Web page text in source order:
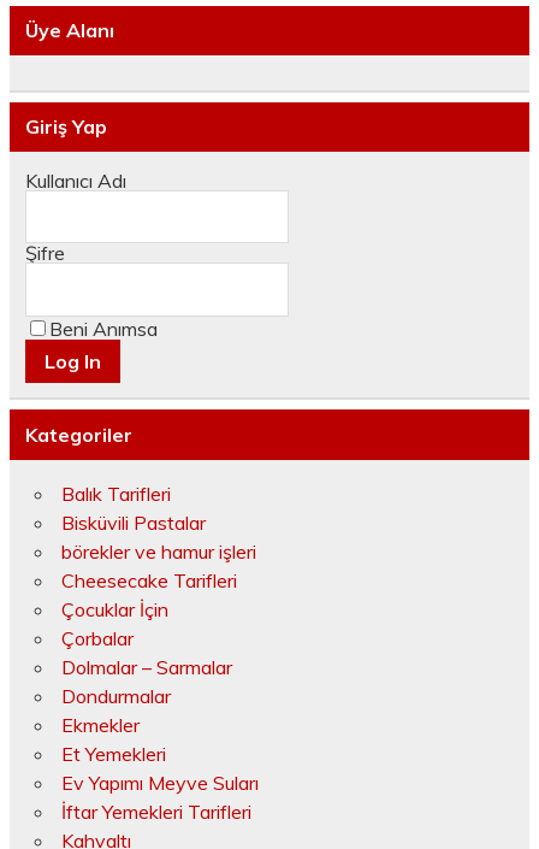
Üye Alanı
Giriş Yap
Kullanıcı Adı
Şifre
Beni Anımsa
Kategoriler
Balık Tarifleri
Bisküvili Pastalar
börekler ve hamur işleri
Cheesecake Tarifleri
Çocuklar İçin
Çorbalar
Dolmalar – Sarmalar
Dondurmalar
Ekmekler
Et Yemekleri
Ev Yapımı Meyve Suları
İftar Yemekleri Tarifleri
Kahvaltı